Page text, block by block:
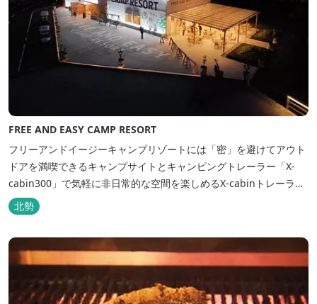
FREE AND EASY CAMP RESORT
フリーアンドイージーキャンプリゾートには「密」を避けてアウト
ドアを満喫できるキャンプサイトとキャンピングトレーラー「X-
cabin300」で気軽に非日常的な空間を楽しめるX-cabinトレーラー
サイト、日帰り手ぶらBBQやドッグラン・ドッグサロン、貸切サウ
ナ施設などを完備、キャンプしながら併設している片岡温泉「アク
北勢